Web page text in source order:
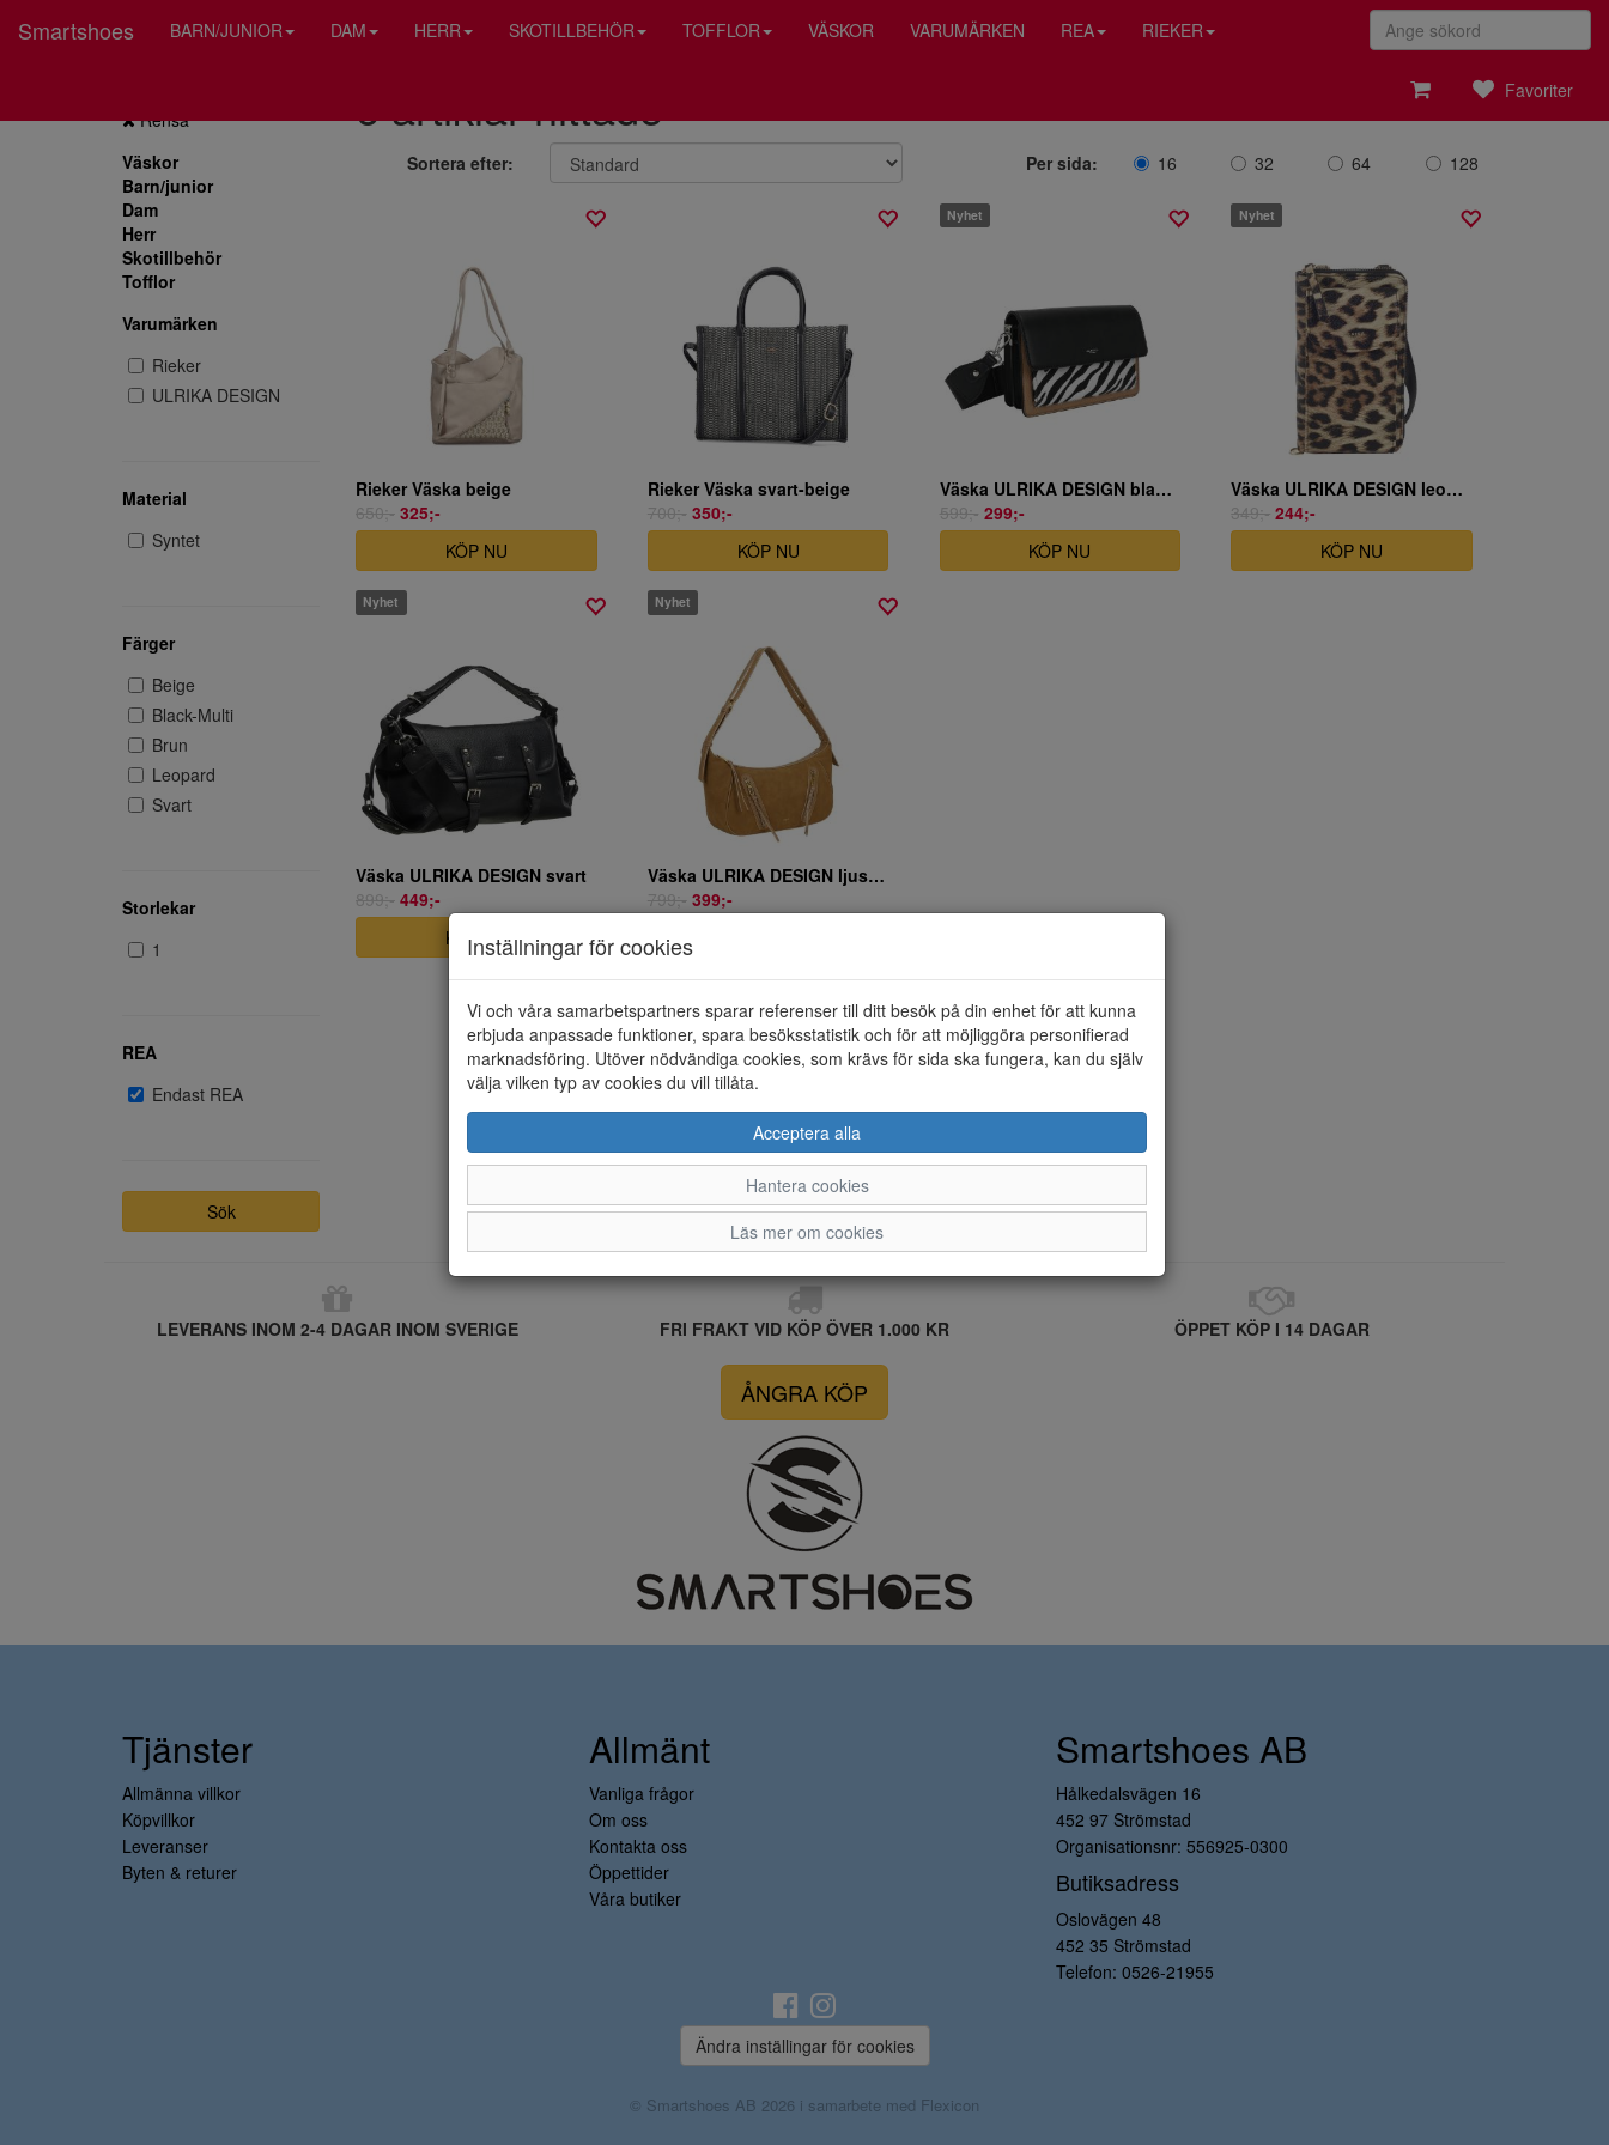
Smartshoes BARN/JUNIOR DAM HERR SKOTILLBEHÖR TOFFLOR VÄSKOR VARUMÄRKEN REA RIEKER
Favoriter
Rensa
Väskor
Barn/junior
Dam
Herr
Skotillbehör
Tofflor
Varumärken
Rieker
ULRIKA DESIGN
Material
Syntet
Färger
Beige
Black-Multi
Brun
Leopard
Svart
Storlekar
1
REA
Endast REA
Sök
6 artiklar hittade
Sortera efter: Per sida: 16 32 64 128
Rieker Väska beige
650;- 325;-
KÖP NU
Rieker Väska svart-beige
700;- 350;-
KÖP NU
Nyhet
Väska ULRIKA DESIGN black-multi
599;- 299;-
KÖP NU
Nyhet
Väska ULRIKA DESIGN leopard
349;- 244;-
KÖP NU
Nyhet
Väska ULRIKA DESIGN svart
899;- 449;-
KÖP NU
Nyhet
Väska ULRIKA DESIGN ljusbrun
799;- 399;-
LEVERANS INOM 2-4 DAGAR INOM SVERIGE FRI FRAKT VID KÖP ÖVER 1.000 KR ÖPPET KÖP I 14 DAGAR
ÅNGRA KÖP
Inställningar för cookies
Vi och våra samarbetspartners sparar referenser till ditt besök på din enhet för att kunna
erbjuda anpassade funktioner, spara besöksstatistik och för att möjliggöra personifierad
marknadsföring. Utöver nödvändiga cookies, som krävs för sida ska fungera, kan du själv
välja vilken typ av cookies du vill tillåta.
Acceptera alla
Hantera cookies
Läs mer om cookies
Tjänster
Allmänna villkor
Köpvillkor
Leveranser
Byten & returer
Allmänt
Vanliga frågor
Om oss
Kontakta oss
Öppettider
Våra butiker
Smartshoes AB
Hålkedalsvägen 16
452 97 Strömstad
Organisationsnr: 556925-0300
Butiksadress
Oslovägen 48
452 35 Strömstad
Telefon: 0526-21955
Ändra inställingar för cookies
© Smartshoes AB 2026 i samarbete med Flexicon